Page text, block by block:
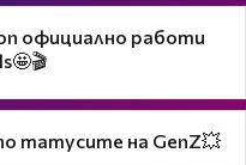
официално работи
татусите на GenZ💥